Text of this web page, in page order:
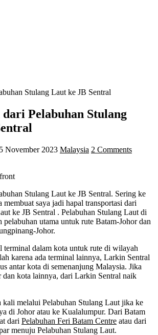
Stulang Laut ke JB Sentral
Pelabuhan Stulang
November 2023 Malaysia 2 Comments
Stulang Laut ke JB Sentral. Sering ke
saya jadi hapal transportasi dari
ke JB Sentral . Pelabuhan Stulang Laut di
pelabuhan utama untuk rute Batam-Johor dan
Johor.
terminal dalam kota untuk rute di wilayah
karena ada terminal lainnya, Larkin Sentral
antar kota di semenanjung Malaysia. Jika
kota lainnya, dari Larkin Sentral naik
kali melalui Pelabuhan Stulang Laut jika ke
di Johor atau ke Kualalumpur. Dari Batam
dari Pelabuhan Feri Batam Centre atau dari
menuju Pelabuhan Stulang Laut.